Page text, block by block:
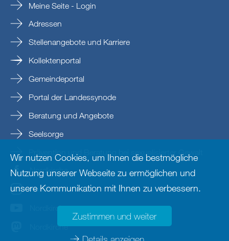
Meine Seite - Login
Adressen
Stellenangebote und Karriere
Kollektenportal
Gemeindeportal
Portal der Landessynode
Beratung und Angebote
Seelsorge
Nordkirche
nordkirche
Nordkirche
Nordkirche
Wir nutzen Cookies, um Ihnen die bestmögliche
Nutzung unserer Webseite zu ermöglichen und
unsere Kommunikation mit Ihnen zu verbessern.
Zustimmen und weiter